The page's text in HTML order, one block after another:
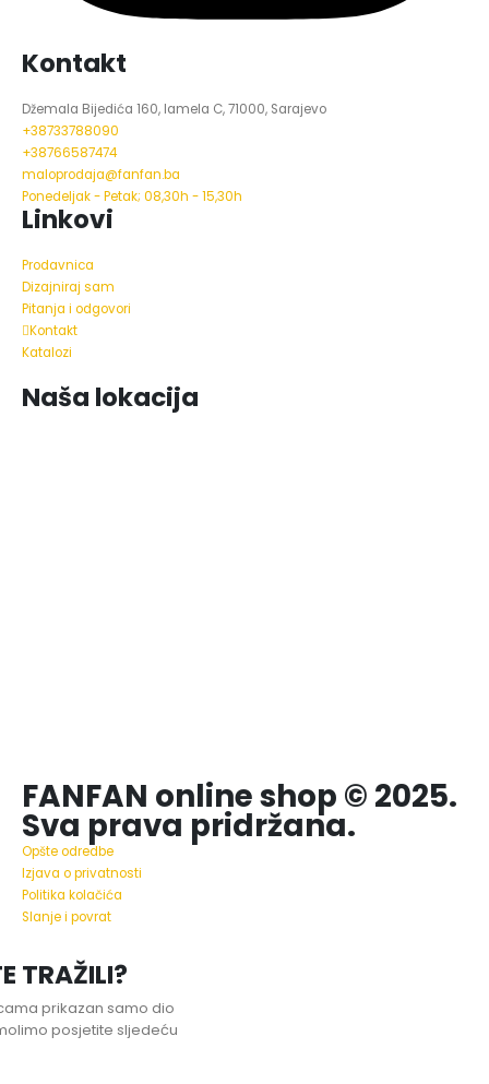
Kontakt
Džemala Bijedića 160, lamela C, 71000, Sarajevo
+38733788090
+38766587474
maloprodaja@fanfan.ba
Ponedeljak - Petak; 08,30h - 15,30h
Linkovi
Prodavnica
Dizajniraj sam
Pitanja i odgovori
Kontakt
Katalozi
Naša lokacija
FANFAN online shop © 2025.
Sva prava pridržana.
Opšte odredbe
Izjava o privatnosti
Politika kolačića
Slanje i povrat
TRAŽILI?
prikazan samo dio
posjetite sljedeću